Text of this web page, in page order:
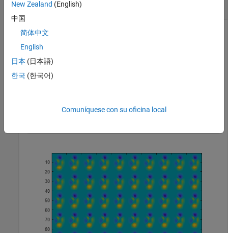
Transformada en 2D
La transformada de Fourier en 2D es útil para procesar
señales en 2D y otros datos en 2D, como imágenes.
Cree y represente datos en 2D con bloques repetidos.
P = peaks(20);
X = repmat(P,[5 10]);
New Zealand (English)
中国
简体中文
English
日本 (日本語)
한국 (한국어)
Comuníquese con su oficina local